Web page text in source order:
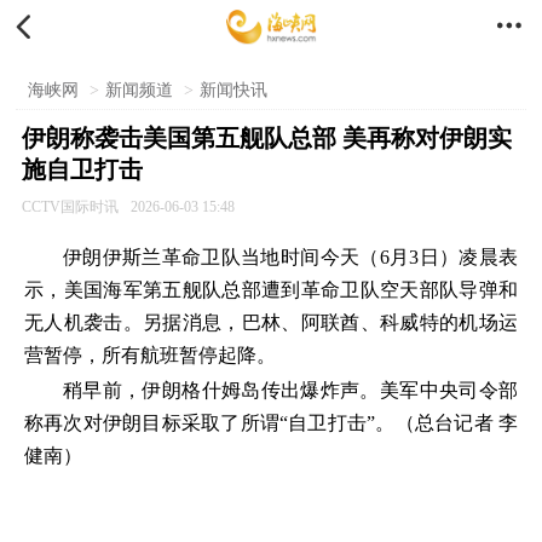
 
海峡网 > 新闻频道 > 新闻快讯
伊朗称袭击美国第五舰队总部 美再称对伊朗实
施自卫打击
CCTV国际时讯 2026-06-03 15:48
伊朗伊斯兰革命卫队当地时间今天（6月3日）凌晨表
示，美国海军第五舰队总部遭到革命卫队空天部队导弹和
无人机袭击。另据消息，巴林、阿联酋、科威特的机场运
营暂停，所有航班暂停起降。
稍早前，伊朗格什姆岛传出爆炸声。美军中央司令部
称再次对伊朗目标采取了所谓“自卫打击”。（总台记者 李
健南）